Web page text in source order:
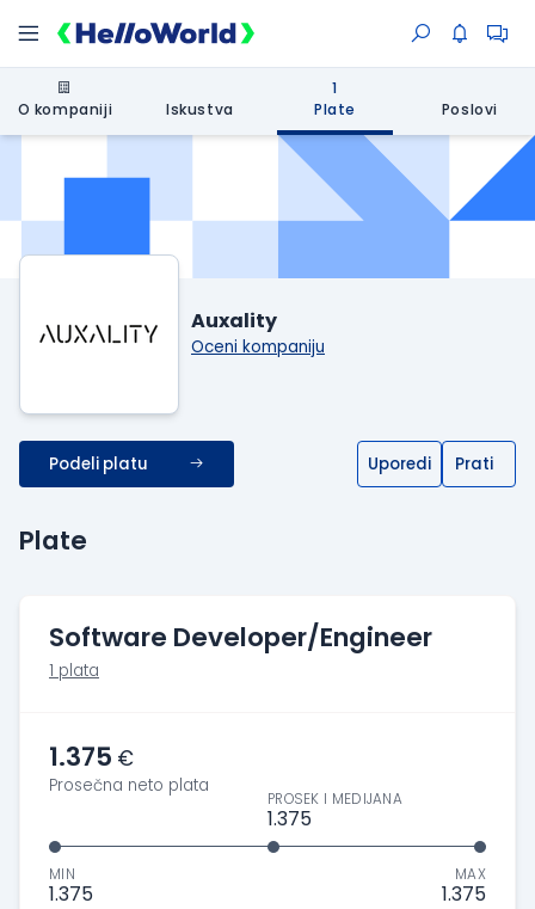
O kompaniji Iskustva
1
Plate
Poslovi
Auxality
Oceni kompaniju
Podeli platu Uporedi Prati
Plate
Software Developer/Engineer
1 plata
1.375 €
Prosečna neto plata
MIN
1.375
PROSEK I MEDIJANA
1.375
MAX
1.375